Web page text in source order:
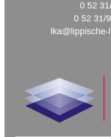
0 52
0 52 31/